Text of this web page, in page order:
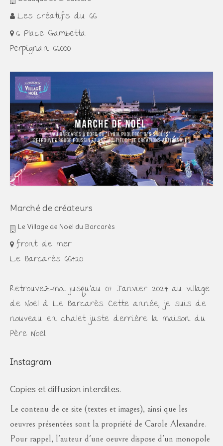
Les créatifs du 66
6 Place Gambetta
Perpignan 66000
Marché de créateurs
Le Village de Noël du Barcarès
front de mer
Le Barcarès 66420
Retrouvez-moi jusqu'au 07 Janvier 2024 au village
de Noël à Le Barcarès. Cette année, je suis de
nouveau en chalet juste derrière la maison du
Père Noël.
Instagram
Copies et diffusion interdites.
Le contenu de ce site (textes et images), ainsi que les
oeuvres présentées sont la propriété de Carole Alexandre.
Pour rappel, l'auteur d'une oeuvre dispose d'un monopole